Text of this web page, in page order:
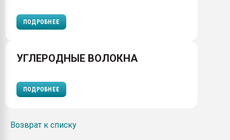
ПОДРОБНЕЕ
УГЛЕРОДНЫЕ ВОЛОКНА
ПОДРОБНЕЕ
Возврат к списку